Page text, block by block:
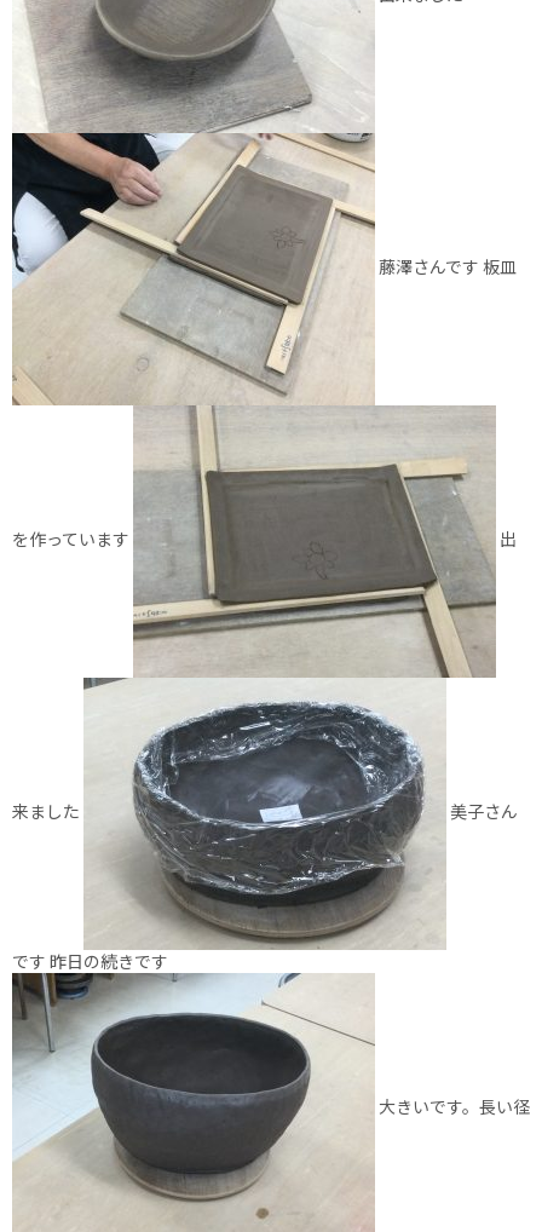
藤澤さんです 板皿
を作っています 出
来ました 美子さん
です 昨日の続きです
大きいです。長い径